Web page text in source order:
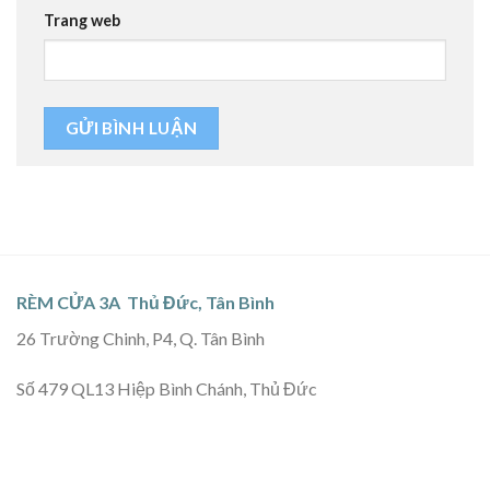
Trang web
RÈM CỬA 3A Thủ Đức, Tân Bình
26 Trường Chinh, P4, Q. Tân Bình
Số 479 QL13 Hiệp Bình Chánh, Thủ Đức